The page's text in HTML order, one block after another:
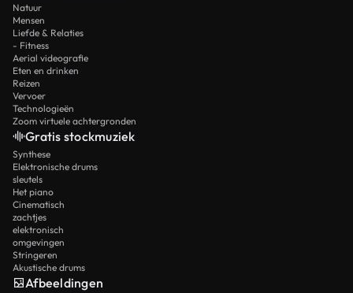
Natuur
Mensen
Liefde & Relaties
- Fitness
Aerial videografie
Eten en drinken
Reizen
Vervoer
Technologieën
Zoom virtuele achtergronden
Gratis stockmuziek
Synthese
Elektronische drums
sleutels
Het piano
Cinematisch
zachtjes
elektronisch
omgevingen
Stringeren
Akustische drums
Afbeeldingen